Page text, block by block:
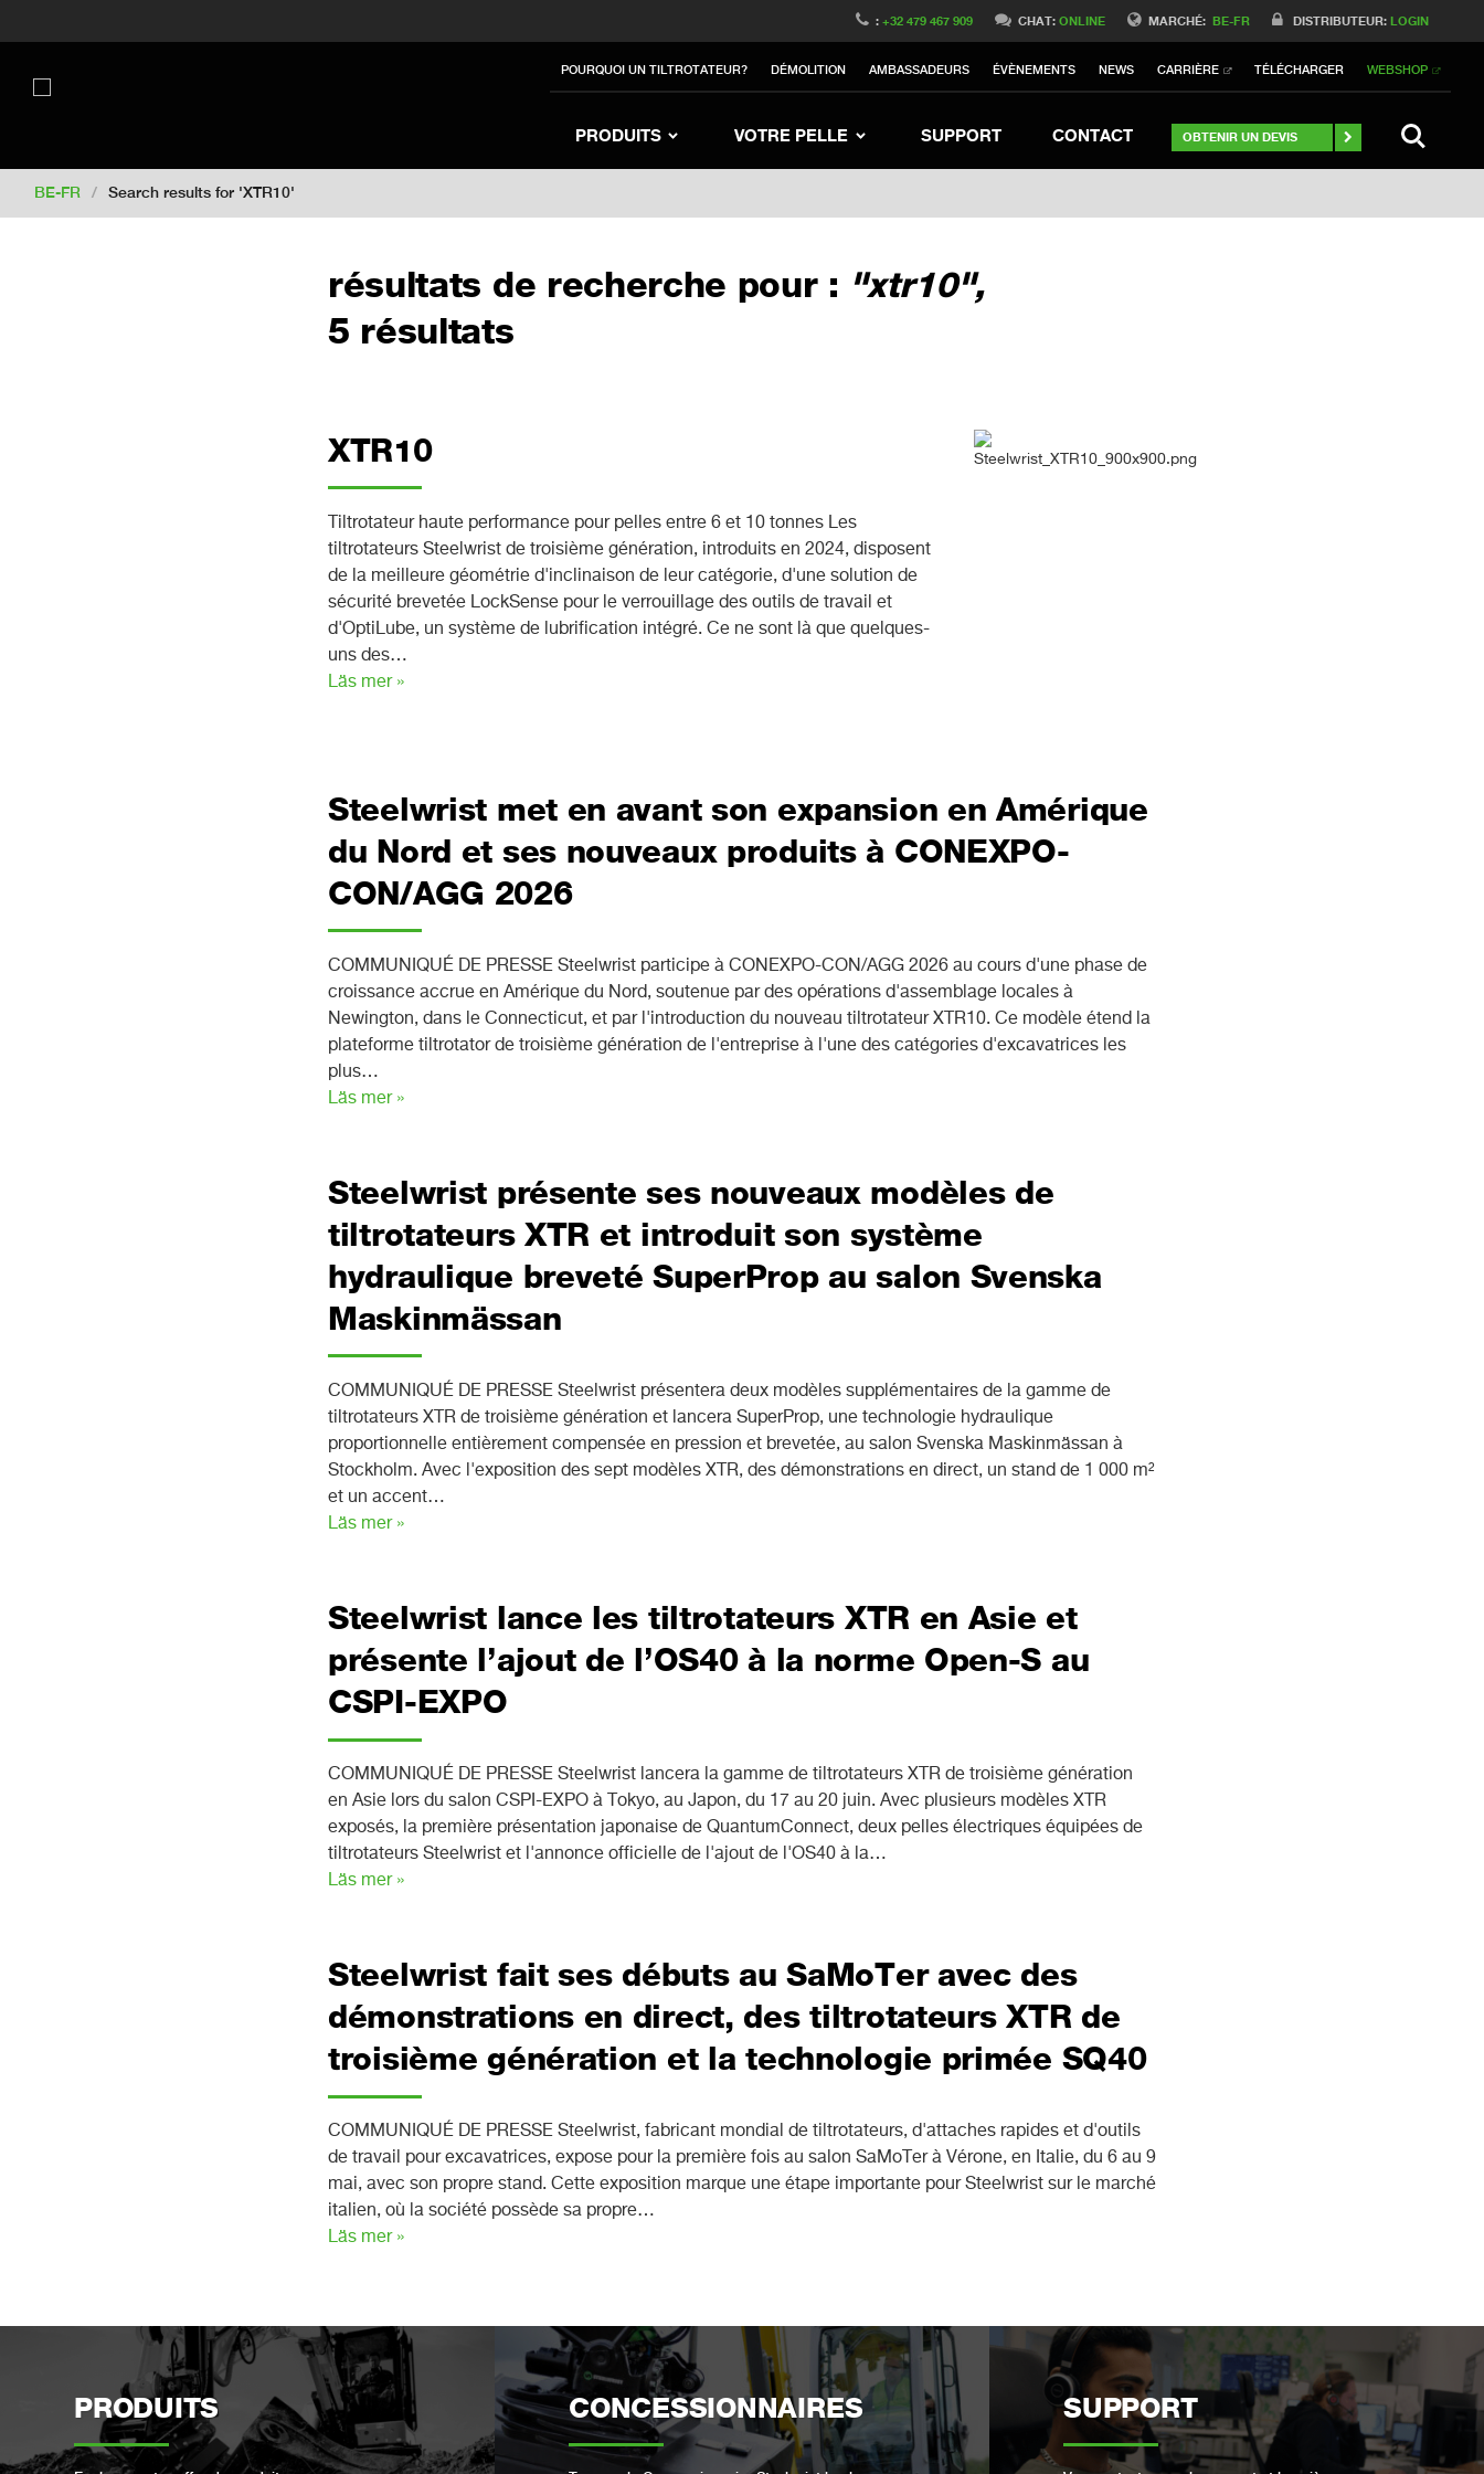
MARCHÉ: BE-FR DISTRIBUTEUR: LOGIN
:+32 479 467 909 CHAT:ONLINE
POURQUOI UN TILTROTATEUR? DÉMOLITION AMBASSADEURS ÉVÈNEMENTS NEWS CARRIÈRE TÉLÉCHARGER WEBSHOP
PRODUITS VOTRE PELLE SUPPORT CONTACT OBTENIR UN DEVIS
Switch to Belgium Switch to International
Switch to United Kingdom Switch to Sweden Switch to Poland Switch to Norway Switch to North America
Switch to Japan Switch to Italy Switch to Germany
BE-FR / Search results for 'XTR10'
résultats de recherche pour : "xtr10",
5 résultats
XTR10
Tiltrotateur haute performance pour pelles entre 6 et 10 tonnes Les
tiltrotateurs Steelwrist de troisième génération, introduits en 2024, disposent
de la meilleure géométrie d'inclinaison de leur catégorie, d'une solution de
sécurité brevetée LockSense pour le verrouillage des outils de travail et
d'OptiLube, un système de lubrification intégré. Ce ne sont là que quelques-
uns des…
Läs mer »
Steelwrist met en avant son expansion en Amérique
du Nord et ses nouveaux produits à CONEXPO-
CON/AGG 2026
COMMUNIQUÉ DE PRESSE Steelwrist participe à CONEXPO-CON/AGG 2026 au cours d'une phase de
croissance accrue en Amérique du Nord, soutenue par des opérations d'assemblage locales à
Newington, dans le Connecticut, et par l'introduction du nouveau tiltrotateur XTR10. Ce modèle étend la
plateforme tiltrotator de troisième génération de l'entreprise à l'une des catégories d'excavatrices les
plus…
Läs mer »
Steelwrist présente ses nouveaux modèles de
tiltrotateurs XTR et introduit son système
hydraulique breveté SuperProp au salon Svenska
Maskinmässan
COMMUNIQUÉ DE PRESSE Steelwrist présentera deux modèles supplémentaires de la gamme de
tiltrotateurs XTR de troisième génération et lancera SuperProp, une technologie hydraulique
proportionnelle entièrement compensée en pression et brevetée, au salon Svenska Maskinmässan à
Stockholm. Avec l'exposition des sept modèles XTR, des démonstrations en direct, un stand de 1 000 m²
et un accent…
Läs mer »
Steelwrist lance les tiltrotateurs XTR en Asie et
présente l’ajout de l’OS40 à la norme Open-S au
CSPI-EXPO
COMMUNIQUÉ DE PRESSE Steelwrist lancera la gamme de tiltrotateurs XTR de troisième génération
en Asie lors du salon CSPI-EXPO à Tokyo, au Japon, du 17 au 20 juin. Avec plusieurs modèles XTR
exposés, la première présentation japonaise de QuantumConnect, deux pelles électriques équipées de
tiltrotateurs Steelwrist et l'annonce officielle de l'ajout de l'OS40 à la…
Läs mer »
Steelwrist fait ses débuts au SaMoTer avec des
démonstrations en direct, des tiltrotateurs XTR de
troisième génération et la technologie primée SQ40
COMMUNIQUÉ DE PRESSE Steelwrist, fabricant mondial de tiltrotateurs, d'attaches rapides et d'outils
de travail pour excavatrices, expose pour la première fois au salon SaMoTer à Vérone, en Italie, du 6 au 9
mai, avec son propre stand. Cette exposition marque une étape importante pour Steelwrist sur le marché
italien, où la société possède sa propre…
Läs mer »
PRODUITS CONCESSIONNAIRES SUPPORT